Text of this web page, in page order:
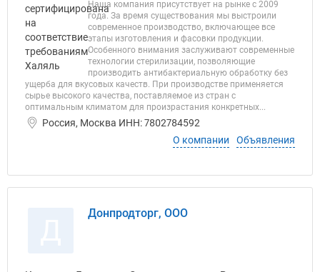
Наша компания присутствует на рынке с 2009
года. За время существования мы выстроили
современное производство, включающее все
этапы изготовления и фасовки продукции.
Особенного внимания заслуживают современные
технологии стерилизации, позволяющие
производить антибактериальную обработку без
ущерба для вкусовых качеств. При производстве применяется
сырье высокого качества, поставляемое из стран с
оптимальным климатом для произрастания конкретных...
Россия, Москва ИНН: 7802784592
О компании
Объявления
Донпродторг, ООО